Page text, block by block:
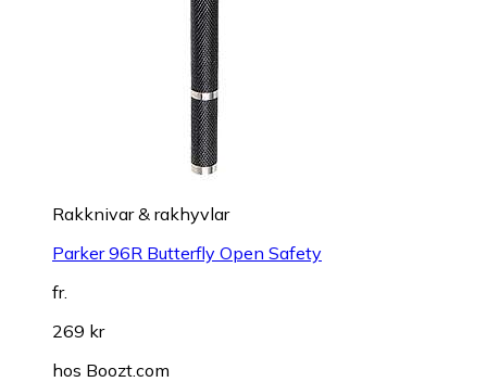
Rakknivar & rakhyvlar
Parker 96R Butterfly Open Safety
fr.
269 kr
hos Boozt.com